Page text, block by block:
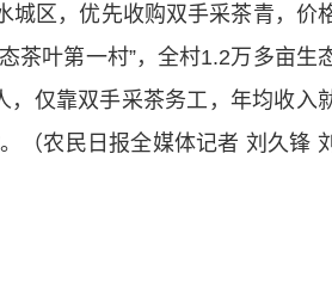
区，优先收购双手采茶青，价
茶叶第一村”，全村1.2万多亩生
，仅靠双手采茶务工，年均收入
（农民日报全媒体记者 刘久锋 刘